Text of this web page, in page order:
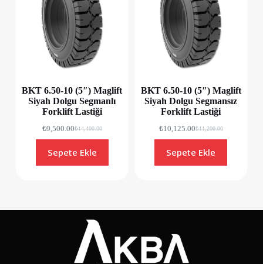
BKT 6.50-10 (5″) Maglift
Siyah Dolgu Segmanlı
Forklift Lastiği
₺14,400.00
₺9,500.00
Sepete Ekle
BKT 6.50-10 (5″) Maglift
Siyah Dolgu Segmansız
Forklift Lastiği
₺11,200.00
₺10,125.00
Sepete Ekle